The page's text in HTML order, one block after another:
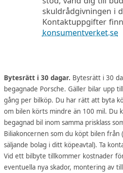
skuldrådgivningen i
Kontaktuppgifter
konsumentverket.se
Bytesrätt i 30 dagar. Bytesrätt i 30
begagnade Porsche. Gäller bilar upp
gång per bilköp. Du har rätt att byta
om bilen körts mindre än 100 mil. Du
begagnad bil inom samma prisklass
Biliakoncernen som du köpt bilen från
säljande bolag i ditt köpeavtal). Ta
Vid ett bilbyte tillkommer kostnader
eventuella nya skador, montering av